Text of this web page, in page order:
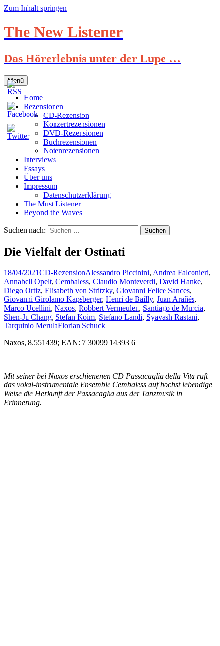
Zum Inhalt springen
The New Listener
Das Hörerlebnis unter der Lupe …
Menü
Home
Rezensionen
CD-Rezension
Konzertrezensionen
DVD-Rezensionen
Buchrezensionen
Notenrezensionen
Interviews
Essays
Über uns
Impressum
Datenschutzerklärung
The Must Listener
Beyond the Waves
Suchen nach:
Die Vielfalt der Ostinati
18/04/2021CD-RezensionAlessandro Piccinini, Andrea Falconieri,
Annabell Opelt, Cembaless, Claudio Monteverdi, David Hanke,
Diego Ortiz, Elisabeth von Stritzky, Giovanni Felice Sances,
Giovanni Girolamo Kapsberger, Henri de Bailly, Juan Arañés,
Marco Ucellini, Naxos, Robbert Vermeulen, Santiago de Murcia,
Shen-Ju Chang, Stefan Koim, Stefano Landi, Syavash Rastani,
Tarquinio MerulaFlorian Schuck
Naxos, 8.551439; EAN: 7 30099 14393 6
Mit seiner bei Naxos erschienenen CD Passacaglia della Vita ruft
das vokal-instrumentale Ensemble Cembaless auf höchst lebendige
Weise die Herkunft der Passacaglia aus der Tanzmusik in
Erinnerung.